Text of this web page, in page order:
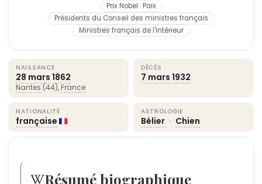
Prix Nobel · Paix
Présidents du Conseil des ministres français
Ministres français de l'Intérieur
NAISSANCE
28 mars 1862
Nantes (44), France
DÉCÈS
7 mars 1932
NATIONALITÉ
française
ASTROLOGIE
Bélier · Chien
Résumé biographique